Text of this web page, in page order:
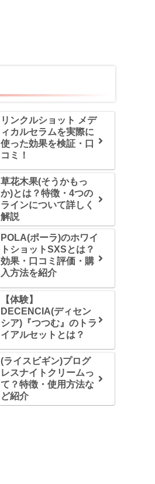
リンクルショット メデ
ィカルセラムを実際に
使った効果を検証・口
コミ！
草花木果(そうかもっ
か)とは？特徴・4つの
ラインについて詳しく
解説
POLA(ポーラ)のホワイ
トショットSXSとは？
効果・口コミ評価・購
入方法を紹介
【体験】
DECENCIA(ディセン
シア)『つつむ』のトラ
イアルセットとは？
(ライスビギン)プログ
レスナイトクリームっ
て？特徴・使用方法な
ど紹介